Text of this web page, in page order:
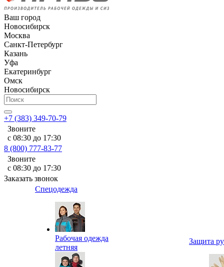
Ваш город
Новосибирск
Москва
Санкт-Петербург
Казань
Уфа
Екатеринбург
Омск
Новосибирск
+7 (383) 349-70-79
Звоните
с 08:30 до 17:30
8 (800) 777-83-77
Звоните
с 08:30 до 17:30
Заказать звонок
Спецодежда
Рабочая одежда
летняя
Защита